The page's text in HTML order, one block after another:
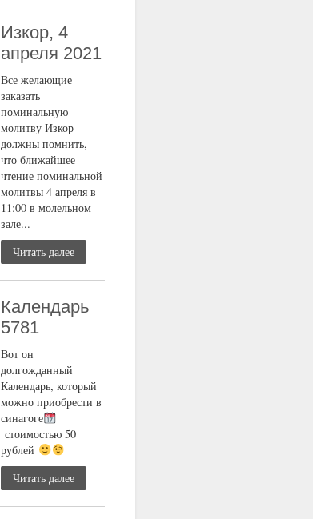
Изкор, 4
апреля 2021
Все желающие
заказать
поминальную
молитву Изкор
должны помнить,
что ближайшее
чтение поминальной
молитвы 4 апреля в
11:00 в молельном
зале...
Читать далее
Календарь
5781
Вот он
долгожданный
Календарь, который
можно приобрести в
синагоге
стоимостью 50
рублей
Читать далее